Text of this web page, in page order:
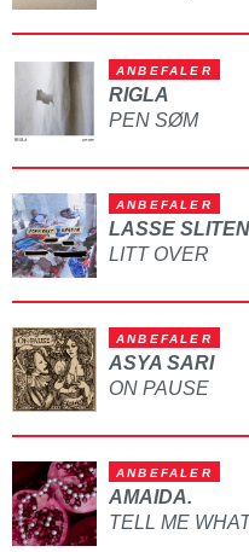
ANBEFALER
RIGLA
PEN SØM
ANBEFALER
LASSE SLITEN
LITT OVER
ANBEFALER
ASYA SARI
ON PAUSE
ANBEFALER
AMAIDA.